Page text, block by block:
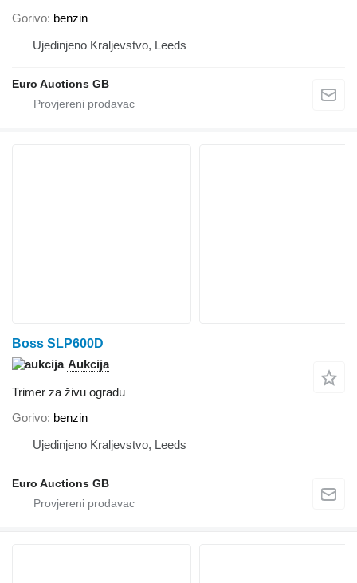
Gorivo benzin
Ujedinjeno Kraljevstvo, Leeds
Euro Auctions GB
Boss SLP600D
Aukcija
Trimer za živu ogradu
Gorivo benzin
Ujedinjeno Kraljevstvo, Leeds
Euro Auctions GB